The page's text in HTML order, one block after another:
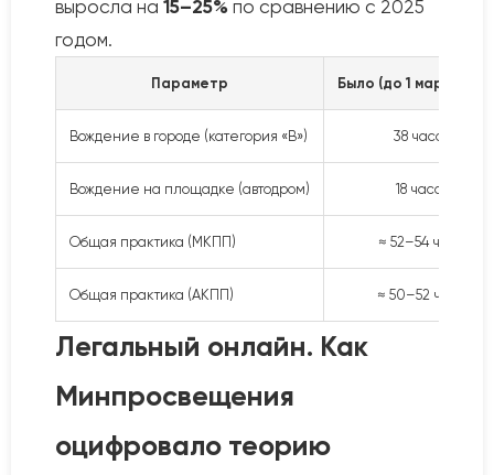
выросла на 15–25% по сравнению с 2025
годом.
Параметр Было (до 1 марта
Вождение в городе (категория «В») 38 часов
Вождение на площадке (автодром) 18 часов
Общая практика (МКПП) ≈ 52–54 часа
Общая практика (АКПП) ≈ 50–52 часа
Легальный онлайн. Как
Минпросвещения
оцифровало теорию